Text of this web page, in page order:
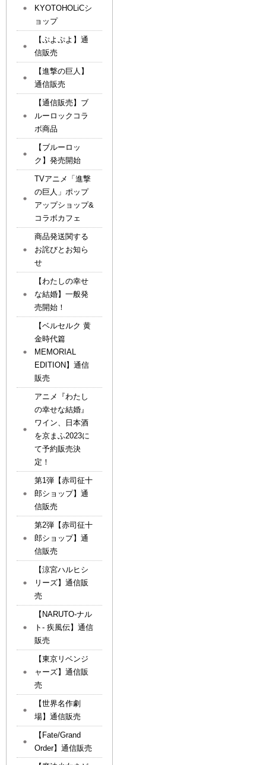
KYOTOHOLiCシ
ョップ
【ぷよぷよ】通
信販売
【進撃の巨人】
通信販売
【通信販売】ブ
ルーロックコラ
ボ商品
【ブルーロッ
ク】発売開始
TVアニメ「進撃
の巨人」ポップ
アップショップ&
コラボカフェ
商品発送関する
お詫びとお知ら
せ
【わたしの幸せ
な結婚】一般発
売開始！
【ベルセルク 黄
金時代篇
MEMORIAL
EDITION】通信
販売
アニメ『わたし
の幸せな結婚』
ワイン、日本酒
を京まふ2023に
て予約販売決
定！
第1弾【赤司征十
郎ショップ】通
信販売
第2弾【赤司征十
郎ショップ】通
信販売
【涼宮ハルヒシ
リーズ】通信販
売
【NARUTO-ナル
ト- 疾風伝】通信
販売
【東京リベンジ
ャーズ】通信販
売
【世界名作劇
場】通信販売
【Fate/Grand
Order】通信販売